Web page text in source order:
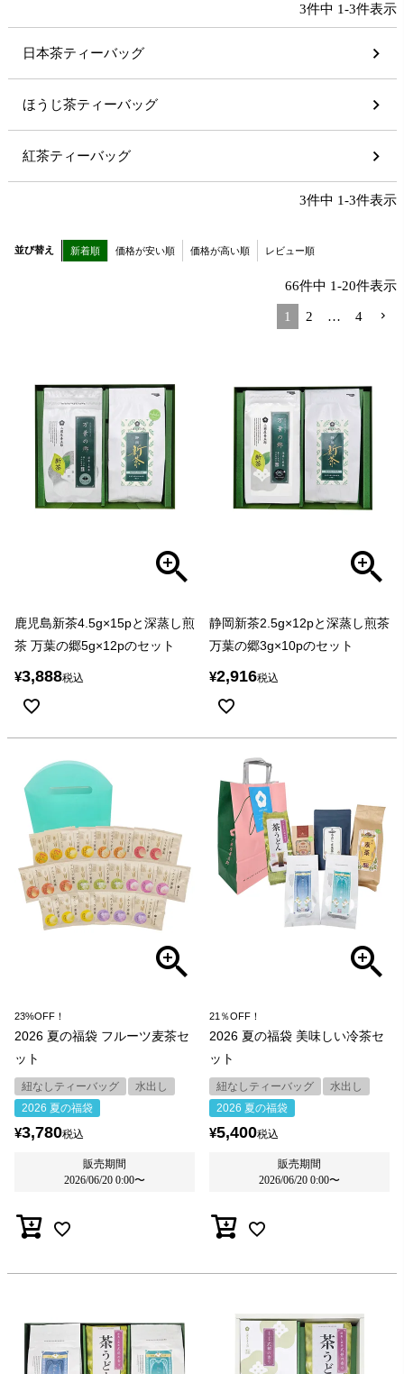
3件中 1-3件表示
日本茶ティーバッグ
ほうじ茶ティーバッグ
紅茶ティーバッグ
3件中 1-3件表示
並び替え 新着順 価格が安い順 価格が高い順 レビュー順
66件中 1-20件表示
1 2 … 4
鹿児島新茶4.5g×15pと深蒸し煎
茶 万葉の郷5g×12pのセット
¥3,888税込
静岡新茶2.5g×12pと深蒸し煎茶
万葉の郷3g×10pのセット
¥2,916税込
23%OFF！
2026 夏の福袋 フルーツ麦茶セ
ット
紐なしティーバッグ
水出し
2026 夏の福袋
¥3,780税込
販売期間
2026/06/20 0:00〜
21％OFF！
2026 夏の福袋 美味しい冷茶セ
ット
紐なしティーバッグ
水出し
2026 夏の福袋
¥5,400税込
販売期間
2026/06/20 0:00〜